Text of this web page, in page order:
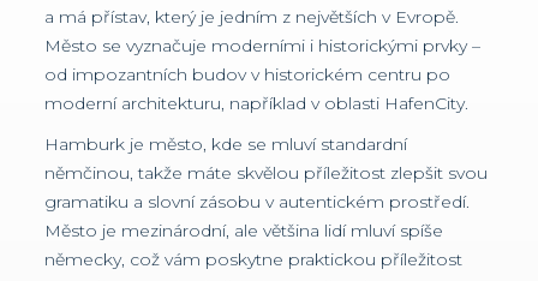
a má přístav, který je jedním z největších v Evropě.
Město se vyznačuje moderními i historickými prvky –
od impozantních budov v historickém centru po
moderní architekturu, například v oblasti HafenCity.
Hamburk je město, kde se mluví standardní
němčinou, takže máte skvělou příležitost zlepšit svou
gramatiku a slovní zásobu v autentickém prostředí.
Město je mezinárodní, ale většina lidí mluví spíše
německy, což vám poskytne praktickou příležitost